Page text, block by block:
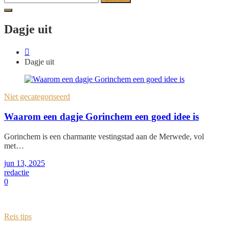
naar:
Dagje uit
Dagje uit
Niet gecategoriseerd
Waarom een dagje Gorinchem een goed idee is
Gorinchem is een charmante vestingstad aan de Merwede, vol
met…
jun 13, 2025
redactie
0
Reis tips